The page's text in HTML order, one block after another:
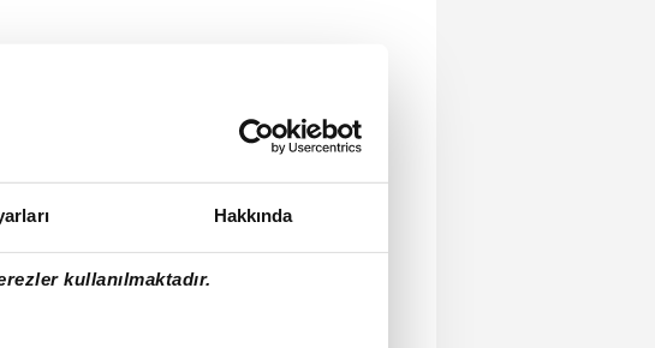
Hakkında
kullanılmaktadır.